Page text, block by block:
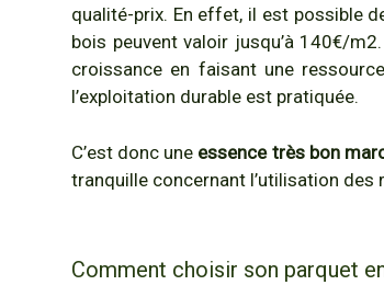
qualité-prix. En effet, il est possible
bois peuvent valoir jusqu’à 140€/
croissance en faisant une
l’exploitation durable est pratiquée.
C’est donc une essence très bon
tranquille concernant l’utilisation des
Comment choisir son parquet